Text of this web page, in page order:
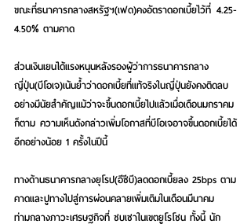
ขณะที่ธนาคารกลางสหรัฐฯ(เฟด)คงอัตราดอกเบี้ยไว้ที่ 4.25-
4.50% ตามคาด
ส่วนเงินเยนได้แรงหนุนหลังรองผู้ว่าการธนาคารกลาง
ญี่ปุ่น(บีโอเจ)เน้นย้ำว่าดอกเบี้ยที่แท้จริงในญี่ปุ่นยังคงติดลบ
อย่างมีนัยสำคัญแม้ว่าจะขึ้นดอกเบี้ยไปแล้วเมื่อเดือนมกราคม
ก็ตาม ความเห็นดังกล่าวเพิ่มโอกาสที่บีโอเจอาจขึ้นดอกเบี้ยได้
อีกอย่างน้อย 1 ครั้งในปีนี้
ทางด้านธนาคารกลางยุโรป(อีซีบี)ลดดอกเบี้ยลง 25bps ตาม
คาดและปูทางไปสู่การผ่อนคลายเพิ่มเติมในเดือนมีนาคม
ท่ามกลางภาวะเศรษฐกิจที่ ซบเซาในเขตยูโรโซน ทั้งนี้ นัก